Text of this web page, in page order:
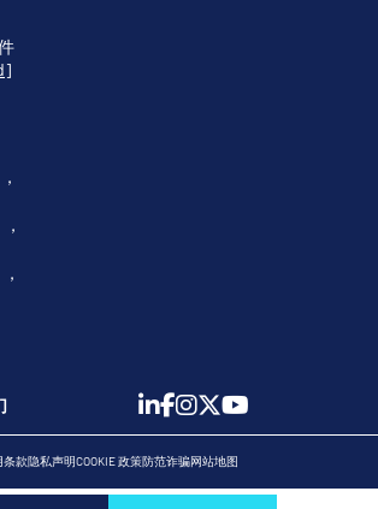
条款隐私声明COOKIE 政策防范诈骗网站地图